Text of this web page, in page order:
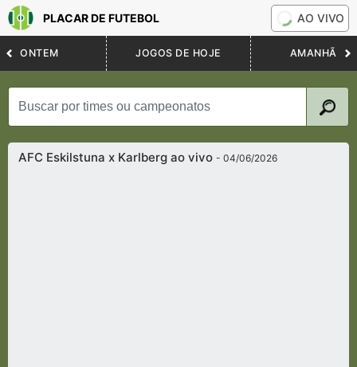
PLACAR DE FUTEBOL AO VIVO
ONTEM JOGOS DE HOJE AMANHÃ
AFC Eskilstuna x Karlberg ao vivo- 04/06/2026